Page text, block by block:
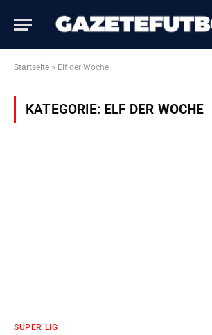
Startseite » Elf der Woche
KATEGORIE: ELF DER WOCHE
SÜPER LIG